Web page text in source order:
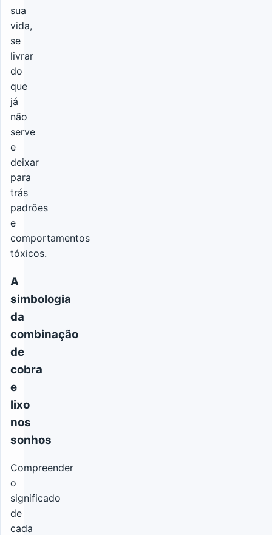
sua
vida,
se
livrar
do
que
já
não
serve
e
deixar
para
trás
padrões
e
comportamentos
tóxicos.
A
simbologia
da
combinação
de
cobra
e
lixo
nos
sonhos
Compreender
o
significado
de
cada